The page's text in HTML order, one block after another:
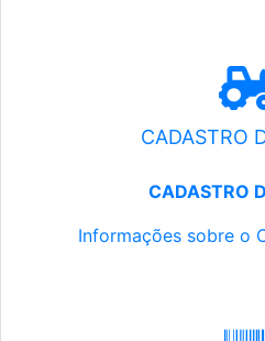
CADASTRO
CADASTRO
Informações sobre o